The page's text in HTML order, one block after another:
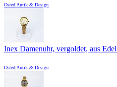
Osted Antik & Design
Inex Damenuhr, vergoldet, aus
Osted Antik & Design